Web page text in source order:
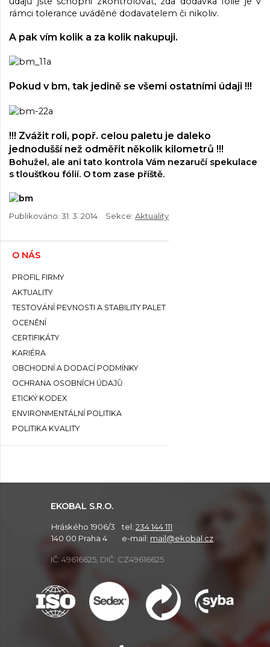
rámci tolerance uváděné dodavatelem či nikoliv.
A pak vím kolik a za kolik nakupuji.
Pokud v bm, tak jedině se všemi ostatními údaji !!!
!!! Zvážit roli, popř. celou paletu je daleko
jednodušší než odměřit několik kilometrů !!!
Bohužel, ale ani tato kontrola Vám nezaručí spekulace
s tloušťkou fólií. O tom zase příště.
Publikováno: 31. 3. 2014 Sekce: Aktuality
O NÁS
PROFIL FIRMY
AKTUALITY
TESTOVÁNÍ PEVNOSTI A STABILITY PALET
OCENĚNÍ
CERTIFIKÁTY
KARIÉRA
OBCHODNÍ A DODACÍ PODMÍNKY
OCHRANA OSOBNÍCH ÚDAJŮ
ETICKÝ KODEX
ENVIRONMENTÁLNÍ POLITIKA
POLITIKA KVALITY
EKOBAL S.R.O.
Hráského 1906/3
140 00 Praha 4
tel: 234 144 111
e-mail: mail@ekobal.cz
IČ: 49616625, DIČ: CZ49616625